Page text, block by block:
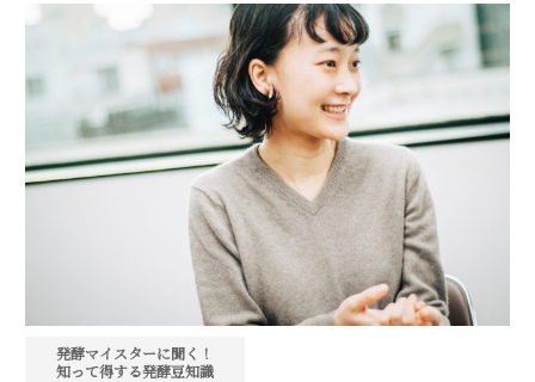
発酵マイスターに聞く！
知って得する発酵豆知識